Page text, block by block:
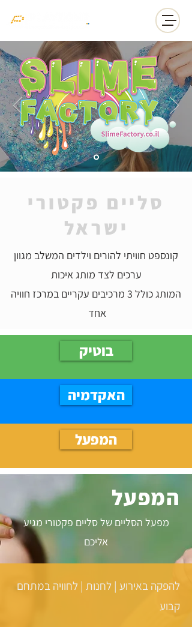
סליים פקטורי
ישראל
קונספט חוויתי להורים וילדים המשלב מגוון
ערכים לצד מותג איכות
המותג כולל 3 מרכיבים עקריים במרכז חוויה
אחד
בוטיק
האקדמיה
המפעל
המפעל
מפעל הסליים של סליים פקטורי מגיע
אליכם
להפקה באירוע | לחנות | לחוויה במתחם
קבוע